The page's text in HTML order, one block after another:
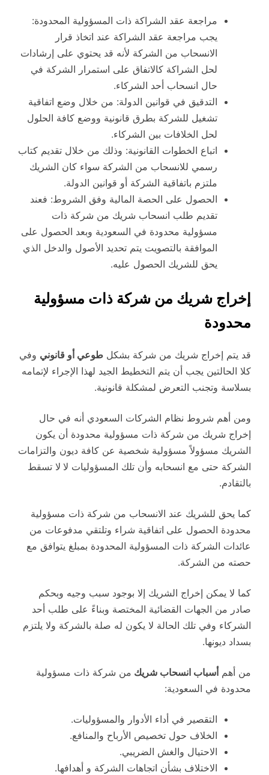
مراجعة عقد الشراكة ذات المسؤولية المحدودة:
يجب مراجعة عقد الشراكة عند اتخاذ قرار
الانسحاب من الشركة لأنه قد يحتوي على إرشادات
لحل الشراكة كالاتفاق على استمرار الشركة في
حال انسحاب أحد الشركاء.
التدقيق في قوانين الدولة: من خلال وضع اتفاقية
تشغيل للشركة بطرق قانونية ووضع كافة الحلول
لحل الخلافات بين الشركاء.
اتباع الخطوات القانونية: وذلك من خلال تقديم كتاب
رسمي للانسحاب من الشركة سواء كان الشريك
ملتزم باتفاقية الشركة أو قوانين الدولة.
الحصول على الحصة المالية وفق الشروط: فعند
تقديم طلب انسحاب شريك من شركة ذات
مسؤولية محدودة في السعودية وبعد الحصول على
الموافقة بالتصويت يتم تحديد الأصول والدخل الذي
يحق للشريك الحصول عليه.
إخراج شريك من شركة ذات مسؤولية
محدودة
قد يتم إخراج شريك من شركة بشكل طوعي أو قانوني وفي
كلا الحالتين يجب أن يتم التخطيط الجيد لهذا الإجراء لإتمامه
بسلاسة وتجنب التعرض لمشكلة قانونية.
ومن أهم شروط نظام الشركات السعودي أنه في حال
إخراج شريك من شركة ذات مسؤولية محدودة أن يكون
الشريك مسؤولاً مسؤولية شخصية عن كافة ديون والتزامات
الشركة حتى مع انسحابه وأن تلك المسؤوليات لا لا تسقط
بالتقادم.
كما يحق للشريك عند الانسحاب من شركة ذات مسؤولية
محدودة الحصول على اتفاقية شراء وتلتقي مدفوعات من
عائدات الشركة ذات المسؤولية المحدودة بمبلغ يتوافق مع
حصته من الشركة.
كما لا يمكن إخراج الشريك إلا بوجود سبب وجيه وبحكم
صادر من الجهات القضائية المختصة وبناءً على طلب أحد
الشركاء وفي تلك الحالة لا يكون له صلة بالشركة ولا يلتزم
بسداد ديونها.
من أهم أسباب انسحاب شريك من شركة ذات مسؤولية
محدودة في السعودية:
التقصير في أداء الأدوار والمسؤوليات.
الخلاف حول تخصيص الأرباح والمنافع.
الاحتيال والغش الضريبي.
الاختلاف بشأن اتجاهات الشركة و أهدافها.